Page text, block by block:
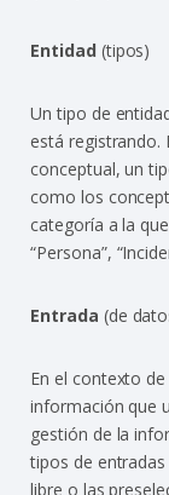
Entidad (tipos)
Un tipo de
está registrando.
conceptual, un
como los
categoría a la
“Persona”,
Entrada (de
En el contexto
información que
gestión de la
tipos de
libre o las